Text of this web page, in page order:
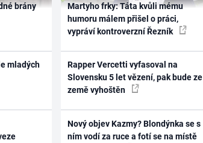
brány
mladých
Martyho frky: Táta kvůli mému
humoru málem přišel o práci,
vypráví kontroverzní Řezník
Rapper Vercetti vyfasoval na
Slovensku 5 let vězení, pak bude ze
země vyhoštěn
Nový objev Kazmy? Blondýnka se s
ním vodí za ruce a fotí se na místě